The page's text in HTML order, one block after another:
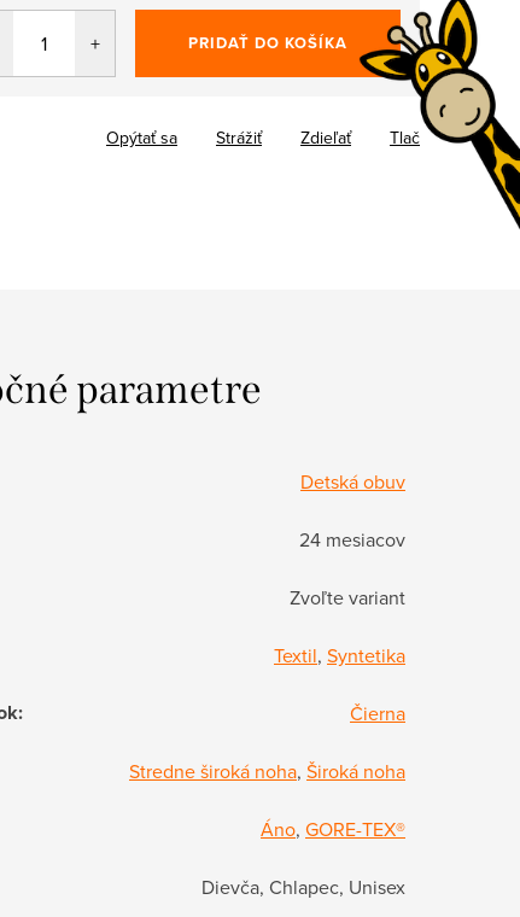
PRIDAŤ DO KOŠÍKA
Tlač
Opýtať sa Strážiť Zdieľať
parametre
Detská obuv
24 mesiacov
Zvoľte variant
Textil, Syntetika
: Čierna
Stredne široká noha, Široká noha
Áno, GORE-TEX®
Dievča, Chlapec, Unisex